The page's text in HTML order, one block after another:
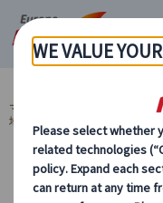
マイバス・ヨーロッパ スペ
地 (8)
【プライベート